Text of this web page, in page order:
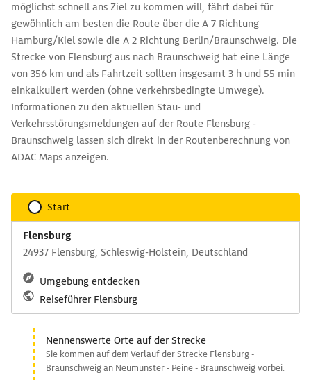
möglichst schnell ans Ziel zu kommen will, fährt dabei für
gewöhnlich am besten die Route über die A 7 Richtung
Hamburg/Kiel sowie die A 2 Richtung Berlin/Braunschweig. Die
Strecke von Flensburg aus nach Braunschweig hat eine Länge
von 356 km und als Fahrtzeit sollten insgesamt 3 h und 55 min
einkalkuliert werden (ohne verkehrsbedingte Umwege).
Informationen zu den aktuellen Stau- und
Verkehrsstörungsmeldungen auf der Route Flensburg -
Braunschweig lassen sich direkt in der Routenberechnung von
ADAC Maps anzeigen.
Start
Flensburg
24937 Flensburg, Schleswig-Holstein, Deutschland
Umgebung entdecken
Reiseführer Flensburg
Nennenswerte Orte auf der Strecke
Sie kommen auf dem Verlauf der Strecke Flensburg -
Braunschweig an Neumünster - Peine - Braunschweig vorbei.